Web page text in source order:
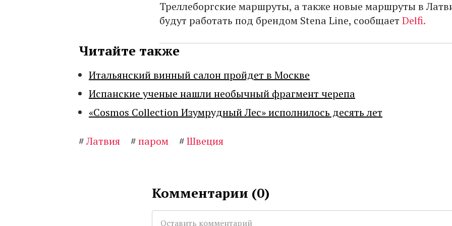
Треллеборгские маршруты, а также новые маршруты в
будут работать под брендом Stena Line, сообщает Delfi.
Читайте также
Итальянский винный салон пройдет в Москве
Испанские ученые нашли необычный фрагмент черепа
«Cosmos Collection Изумрудный Лес» исполнилось десять лет
#Латвия #паром #Швеция
Комментарии (0)